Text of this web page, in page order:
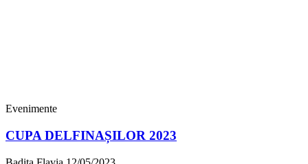
Evenimente
CUPA DELFINAȘILOR 2023